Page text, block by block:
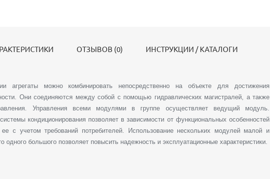
ОТЗЫВОВ (0) ИНСТРУКЦИИ / КАТАЛОГИ
агрегаты можно комбинировать непосредственно на объекте для достижения
Они соединяются между собой с помощью гидравлических магистралей, а также
Управления всеми модулями в группе осуществляет ведущий модуль.
кондиционирования позволяет в зависимости от функциональных особенностей
с учетом требований потребителей. Использование нескольких модулей малой и
одного большого позволяет повысить надежность и эксплуатационные характеристики.